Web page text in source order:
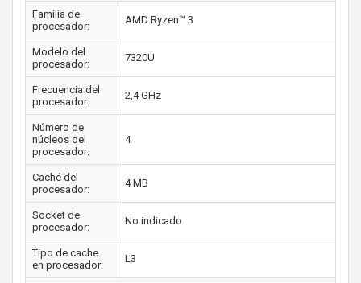
Familia de
procesador:
AMD Ryzen™ 3
Modelo del
procesador:
7320U
Frecuencia del
procesador:
2,4 GHz
Número de
núcleos del
procesador:
4
Caché del
procesador:
4 MB
Socket de
procesador:
No indicado
Tipo de cache
en procesador:
L3